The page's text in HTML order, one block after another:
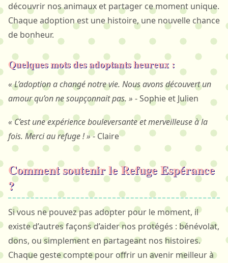
découvrir nos animaux et partager ce moment unique.
Chaque adoption est une histoire, une nouvelle chance
de bonheur.
Quelques mots des adoptants heureux :
« L’adoption a changé notre vie. Nous avons découvert un
amour qu’on ne soupçonnait pas. » - Sophie et Julien
« C’est une expérience bouleversante et merveilleuse à la
fois. Merci au refuge ! »- Claire
Comment soutenir le Refuge Espérance
?
Si vous ne pouvez pas adopter pour le moment, il
existe d’autres façons d’aider nos protégés : bénévolat,
dons, ou simplement en partageant nos histoires.
Chaque geste compte pour offrir un avenir meilleur à